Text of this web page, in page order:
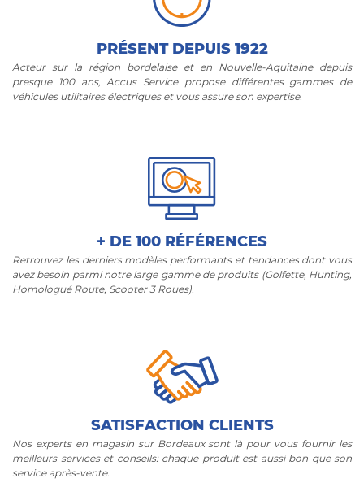
PRÉSENT DEPUIS 1922
Acteur sur la région bordelaise et en Nouvelle-Aquitaine depuis
presque 100 ans, Accus Service propose différentes gammes de
véhicules utilitaires électriques et vous assure son expertise.
+ DE 100 RÉFÉRENCES
Retrouvez les derniers modèles performants et tendances dont vous
avez besoin parmi notre large gamme de produits (Golfette, Hunting,
Homologué Route, Scooter 3 Roues).
SATISFACTION CLIENTS
Nos experts en magasin sur Bordeaux sont là pour vous fournir les
meilleurs services et conseils: chaque produit est aussi bon que son
service après-vente.